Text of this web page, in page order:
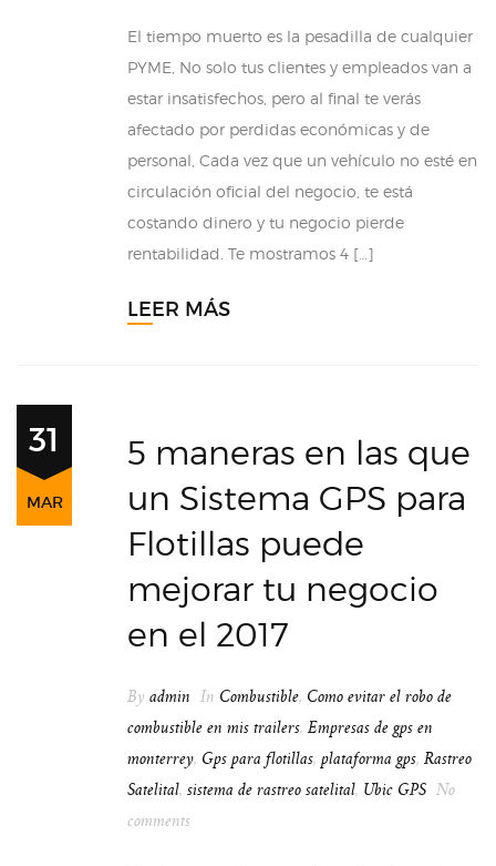
El tiempo muerto es la pesadilla de cualquier
PYME, No solo tus clientes y empleados van a
estar insatisfechos, pero al final te verás
afectado por perdidas económicas y de
personal, Cada vez que un vehículo no esté en
circulación oficial del negocio, te está
costando dinero y tu negocio pierde
rentabilidad. Te mostramos 4 […]
LEER MÁS
31
MAR
5 maneras en las que
un Sistema GPS para
Flotillas puede
mejorar tu negocio
en el 2017
By admin In Combustible, Como evitar el robo de
combustible en mis trailers, Empresas de gps en
monterrey, Gps para flotillas, plataforma gps, Rastreo
Satelital, sistema de rastreo satelital, Ubic GPS No
comments